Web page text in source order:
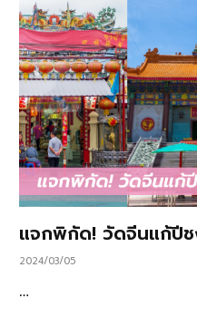
แจกพิกัด! วัดจีนแก้ปีช
2024/03/05
…